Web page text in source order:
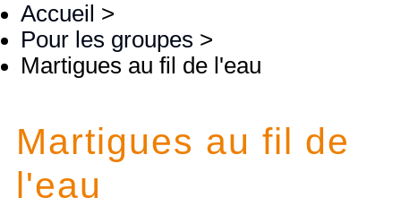
Accueil >
Pour les groupes >
Martigues au fil de l'eau
Martigues au fil de
l'eau